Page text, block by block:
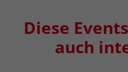
Diese
auch